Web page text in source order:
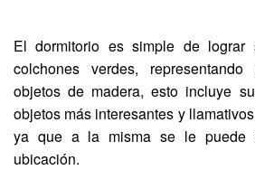
El dormitorio es simple de lograr
colchones verdes,
objetos de madera, esto incluye
objetos más interesantes y
ya que a la misma se le puede
ubicación.